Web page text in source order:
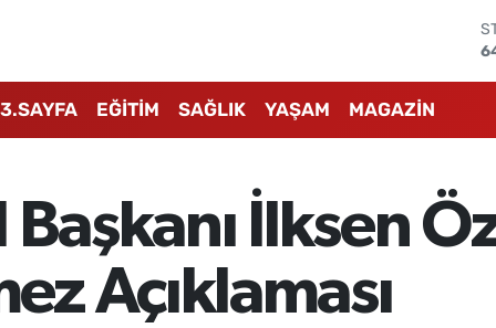
3.SAYFA EĞİTİM SAĞLIK YAŞAM MAGAZİN
Başkanı İlksen
Açıklaması